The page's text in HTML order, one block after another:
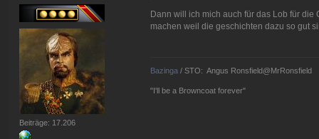
Beiträge: 17.206
Dann will ich mich auch für das Lob für
machen weil die geschichten dazu so gut
Bazinga/ STO: Angus Ronsfield@MrRonsfield
"I'll be a Browncoat forever"